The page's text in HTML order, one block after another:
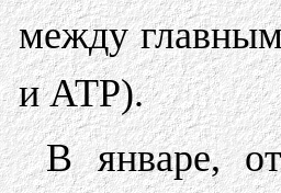
между
и АТР).
В январе,